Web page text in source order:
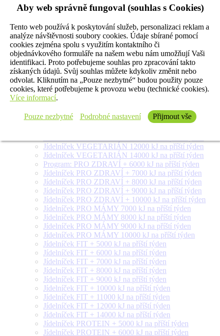
Aby web správně fungoval (souhlas s Cookies)
Tento web používá k poskytování služeb, personalizaci reklam a
analýze návštěvnosti soubory cookies. Údaje sbírané pomocí
cookies zejména spolu s využitím kontaktního či
objednávkového formuláře na našem webu nám umožňují Vaši
identifikaci. Proto potřebujeme souhlas pro zpracování takto
získaných údajů. Svůj souhlas můžete kdykoliv změnit nebo
odvolat. Kliknutím na „Pouze nezbytné“ budou použity pouze
cookies, které potřebujeme k provozu webu (technické cookies).
Více informací.
Pouze nezbytné Podrobné nastavení Přijmout vše
Jídelníček PRE ZDRAVIE NA CESTY 8000 kJ na
budúci týždeň
Jídelníček PRE ZDRAVIE 9000 kJ na budúci týždeň
Jídelníček PRE ZDRAVIE NA CESTY 9000 kJ na
budúci týždeň
Jídelníček PRE ZDRAVIE 10000 kJ na budúci týždeň
Jídelníček PRE ZDRAVIE 12000 kJ na budúci týždeň
Jídelníček PRE ZDRAVIE 14000 kJ na budúci týždeň
Jídelníček PRE ZDRAVIE NA CESTY 10000 kJ na
budúci týždeň
Jídelníček VEGETARIÁN 5000 kJ na příští týden
Jídelníček VEGETARIÁN 6000 kJ na příští týden
Jídelníček VEGETARIÁN 7000 kJ na příští týden
Jídelníček VEGETARIÁN 8000 kJ na příští týden
Jídelníček VEGETARIÁN 12000 kJ na příští týden
Jídelníček VEGETARIÁN 14000 kJ na příští týden
Program: PRO ZDRAVÍ + 6000 kJ na příští týden
Jídelníček PRO ZDRAVÍ + 7000 kJ na příští týden
Jídelníček PRO ZDRAVÍ + 8000 kJ na příští týden
Jídelníček PRO ZDRAVÍ + 9000 kJ na příští týden
Jídelníček PRO ZDRAVÍ + 10000 kJ na příští týden
Jídelníček PRO MÁMY 7000 kJ na příští týden
Jídelníček PRO MÁMY 8000 kJ na příští týden
Jídelníček PRO MÁMY 9000 kJ na příští týden
Jídelníček PRO MÁMY 10000 kJ na příští týden
Jídelníček FIT + 5000 kJ na příští týden
Jídelníček FIT + 6000 kJ na příští týden
Jídelníček FIT + 7000 kJ na příští týden
Jídelníček FIT + 8000 kJ na příští týden
Jídelníček FIT + 9000 kJ na příští týden
Jídelníček FIT + 10000 kJ na příští týden
Jídelníček FIT + 11000 kJ na příští týden
Jídelníček FIT + 12000 kJ na příští týden
Jídelníček FIT + 14000 kJ na příští týden
Jídelníček PROTEIN + 5000 kJ na příští týden
Jídelníček PROTEIN + 6000 kJ na příští týden